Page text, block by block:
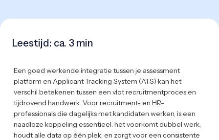
Leestijd: ca. 3 min
Een goed werkende integratie tussen je assessment
platform en Applicant Tracking System (ATS) kan het
verschil betekenen tussen een vlot recruitmentproces en
tijdrovend handwerk. Voor recruitment- en HR-
professionals die dagelijks met kandidaten werken, is een
naadloze koppeling essentieel: het voorkomt dubbel werk,
houdt alle data op één plek, en zorgt voor een consistente